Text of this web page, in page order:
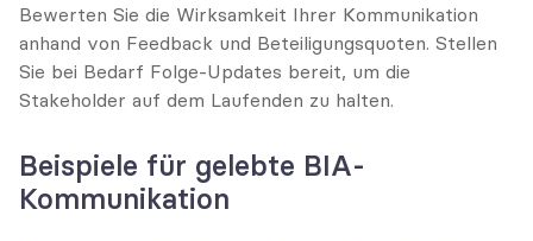
Bewerten Sie die Wirksamkeit Ihrer Kommunikation
anhand von Feedback und Beteiligungsquoten. Stellen
Sie bei Bedarf Folge-Updates bereit, um die
Stakeholder auf dem Laufenden zu halten.
Beispiele für gelebte BIA-
Kommunikation